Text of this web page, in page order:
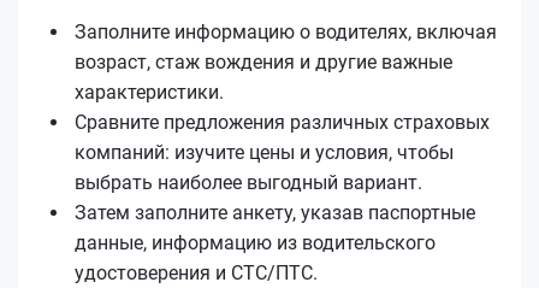
Заполните информацию о водителях, включая
возраст, стаж вождения и другие важные
характеристики.
Сравните предложения различных страховых
компаний: изучите цены и условия, чтобы
выбрать наиболее выгодный вариант.
Затем заполните анкету, указав паспортные
данные, информацию из водительского
удостоверения и СТС/ПТС.